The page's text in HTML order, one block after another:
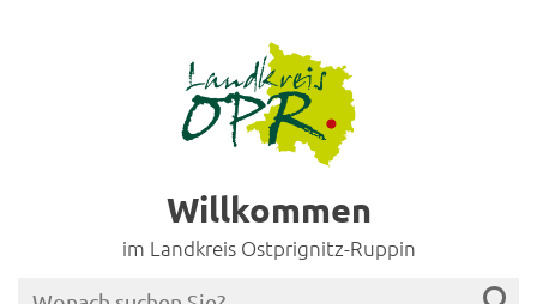
Willkommen
im Landkreis Ostprignitz-Ruppin